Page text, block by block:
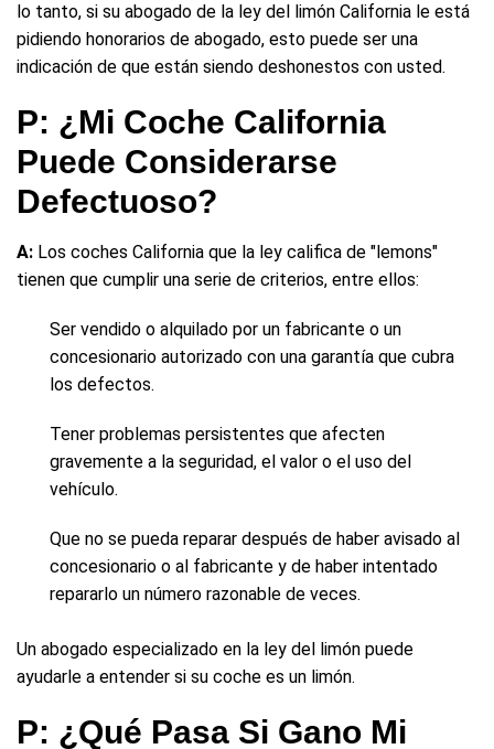
lo tanto, si su abogado de la ley del limón California le está
pidiendo honorarios de abogado, esto puede ser una
indicación de que están siendo deshonestos con usted.
P: ¿Mi Coche California
Puede Considerarse
Defectuoso?
A: Los coches California que la ley califica de "lemons"
tienen que cumplir una serie de criterios, entre ellos:
Ser vendido o alquilado por un fabricante o un
concesionario autorizado con una garantía que cubra
los defectos.
Tener problemas persistentes que afecten
gravemente a la seguridad, el valor o el uso del
vehículo.
Que no se pueda reparar después de haber avisado al
concesionario o al fabricante y de haber intentado
repararlo un número razonable de veces.
Un abogado especializado en la ley del limón puede
ayudarle a entender si su coche es un limón.
P: ¿Qué Pasa Si Gano Mi